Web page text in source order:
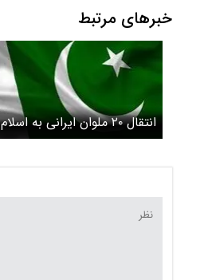
خبرهای مرتبط
انتقال ۲۰ ملوان ایرانی به اسلام
آباد امشب